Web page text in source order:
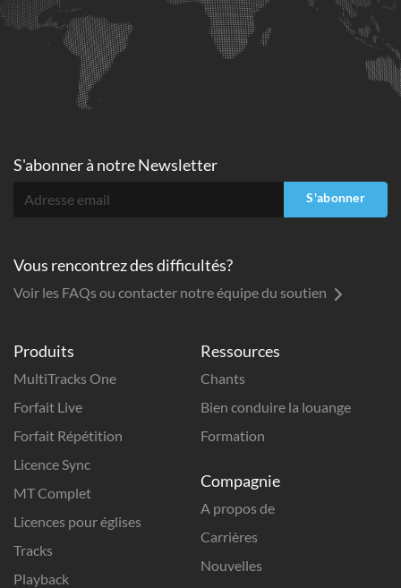
Produits
MultiTracks One
Forfait Live
Forfait Répétition
Licence Sync
MT Complet
Licences pour églises
Tracks
Playback
Ressources
Chants
Bien conduire la louange
Formation
Compagnie
A propos de
Carrières
Nouvelles
S'abonner à notre Newsletter
S'abonner
Vous rencontrez des difficultés?
Voir les FAQs ou contacter notre équipe du soutien